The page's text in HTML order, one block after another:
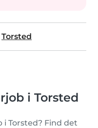
Torsted
i Torsted
Torsted? Find det